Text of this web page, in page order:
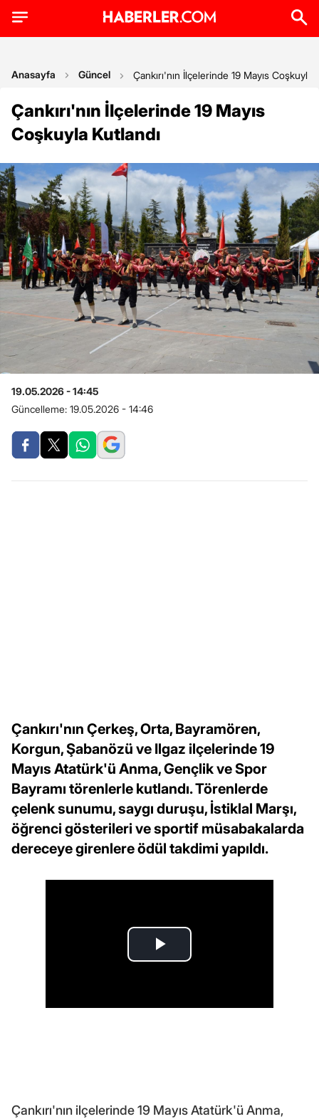
Anasayfa Güncel Çankırı'nın İlçelerinde 19 Mayıs Coşkuyla
Çankırı'nın İlçelerinde 19 Mayıs
Coşkuyla Kutlandı
19.05.2026 - 14:45
Güncelleme: 19.05.2026 - 14:46
Çankırı'nın Çerkeş, Orta, Bayramören,
Korgun, Şabanözü ve Ilgaz ilçelerinde 19
Mayıs Atatürk'ü Anma, Gençlik ve Spor
Bayramı törenlerle kutlandı. Törenlerde
çelenk sunumu, saygı duruşu, İstiklal Marşı,
öğrenci gösterileri ve sportif müsabakalarda
dereceye girenlere ödül takdimi yapıldı.
Çankırı'nın ilçelerinde 19 Mayıs Atatürk'ü Anma,